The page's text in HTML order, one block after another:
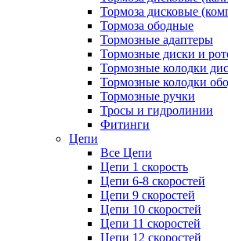
Тормоза дисковые
Тормоза ободные
Тормозные адаптеры
Тормозные диски и
Тормозные колодки
Тормозные колодки
Тормозные ручки
Тросы и гидролинии
Фитинги
Цепи
Все Цепи
Цепи 1 скорость
Цепи 6-8 скоростей
Цепи 9 скоростей
Цепи 10 скоростей
Цепи 11 скоростей
Цепи 12 скоростей